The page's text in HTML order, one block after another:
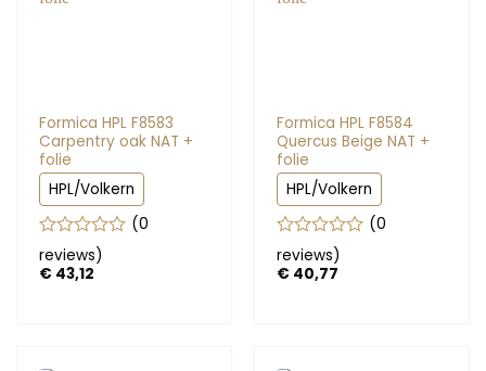
Formica HPL F8583
Carpentry oak NAT +
folie
HPL/Volkern
Gewaardeerd
0
uit
(0
reviews)
€43,12
Formica HPL F8584
Quercus Beige NAT +
folie
HPL/Volkern
Gewaardeerd
0
uit
(0
reviews)
€40,77